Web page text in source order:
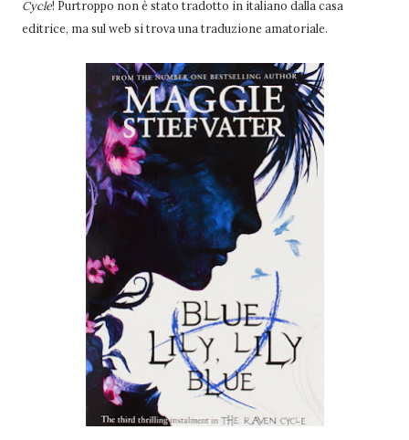
Cycle! Purtroppo non è stato tradotto in italiano dalla casa
editrice, ma sul web si trova una traduzione amatoriale.